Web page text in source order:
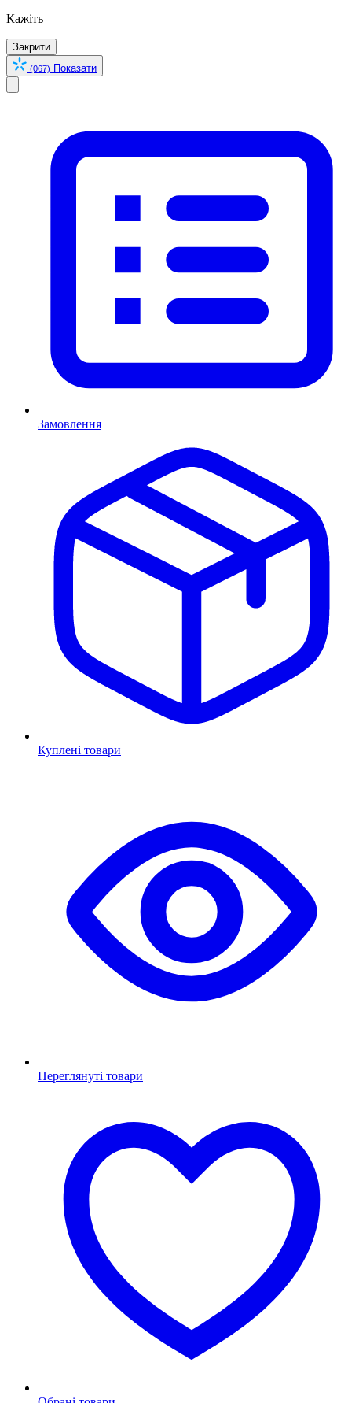
Кажіть
Закрити
(067) Показати
Замовлення
Куплені товари
Переглянуті товари